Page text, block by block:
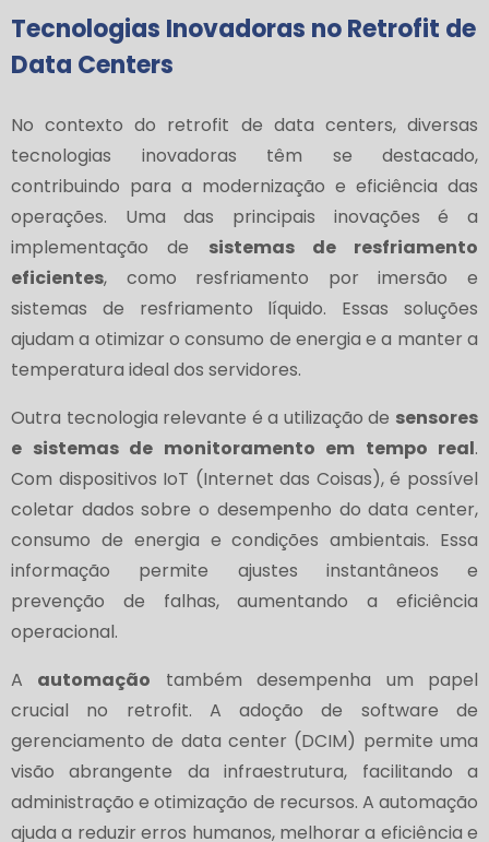
Tecnologias Inovadoras no Retrofit de
Data Centers
No contexto do retrofit de data centers, diversas
tecnologias inovadoras têm se destacado,
contribuindo para a modernização e eficiência das
operações. Uma das principais inovações é a
implementação de sistemas de resfriamento
eficientes, como resfriamento por imersão e
sistemas de resfriamento líquido. Essas soluções
ajudam a otimizar o consumo de energia e a manter a
temperatura ideal dos servidores.
Outra tecnologia relevante é a utilização de sensores
e sistemas de monitoramento em tempo real.
Com dispositivos IoT (Internet das Coisas), é possível
coletar dados sobre o desempenho do data center,
consumo de energia e condições ambientais. Essa
informação permite ajustes instantâneos e
prevenção de falhas, aumentando a eficiência
operacional.
A automação também desempenha um papel
crucial no retrofit. A adoção de software de
gerenciamento de data center (DCIM) permite uma
visão abrangente da infraestrutura, facilitando a
administração e otimização de recursos. A automação
ajuda a reduzir erros humanos, melhorar a eficiência e